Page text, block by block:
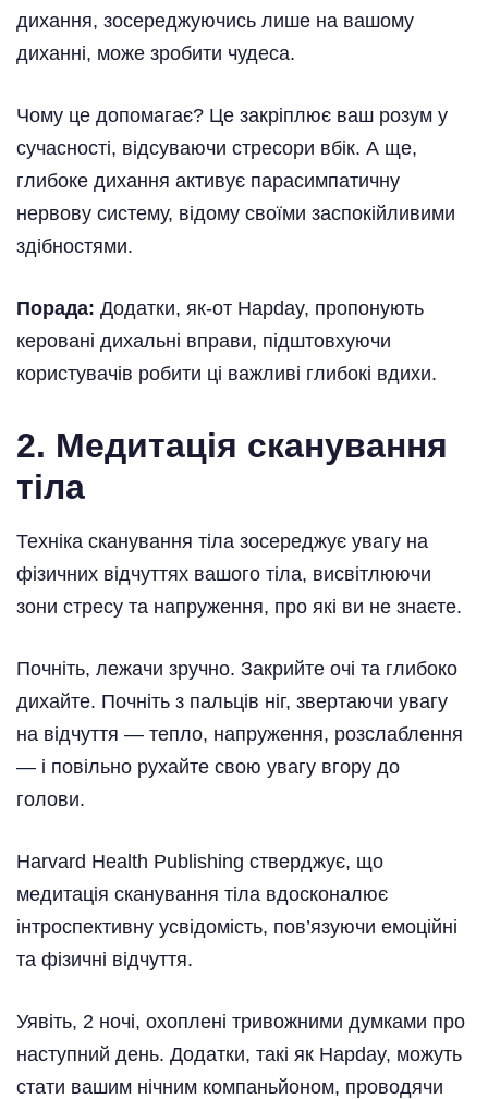
дихання, зосереджуючись лише на вашому
диханні, може зробити чудеса.
Чому це допомагає? Це закріплює ваш розум у
сучасності, відсуваючи стресори вбік. А ще,
глибоке дихання активує парасимпатичну
нервову систему, відому своїми заспокійливими
здібностями.
Порада: Додатки, як-от Hapday, пропонують
керовані дихальні вправи, підштовхуючи
користувачів робити ці важливі глибокі вдихи.
2. Медитація сканування
тіла
Техніка сканування тіла зосереджує увагу на
фізичних відчуттях вашого тіла, висвітлюючи
зони стресу та напруження, про які ви не знаєте.
Почніть, лежачи зручно. Закрийте очі та глибоко
дихайте. Почніть з пальців ніг, звертаючи увагу
на відчуття — тепло, напруження, розслаблення
— і повільно рухайте свою увагу вгору до
голови.
Harvard Health Publishing стверджує, що
медитація сканування тіла вдосконалює
інтроспективну усвідомість, пов’язуючи емоційні
та фізичні відчуття.
Уявіть, 2 ночі, охоплені тривожними думками про
наступний день. Додатки, такі як Hapday, можуть
стати вашим нічним компаньйоном, проводячи